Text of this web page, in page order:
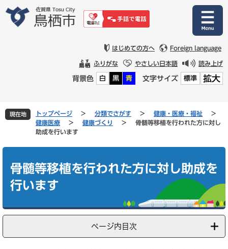
文
はじめての方へ Foreign language
ふりがな やさしい日本語 読み上げ
背景色 白 黒 青 文字サイズ 標準 拡大
現在地 トップページ > 分類でさがす > 健康・医療・福祉
>
健康医療
> 健康づくり >
骨髄等移植を行われた方に対し
助成を行います
骨髄等移植を行われた方に対し助成を
行います
ページ内目次